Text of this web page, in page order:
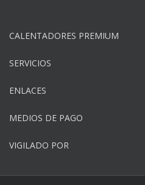
CALENTADORES PREMIUM
SERVICIOS
ENLACES
MEDIOS DE PAGO
VIGILADO POR